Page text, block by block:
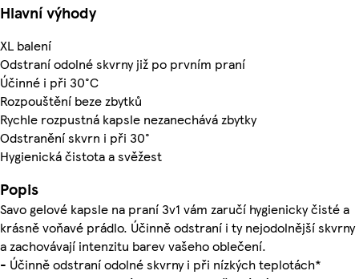
Hlavní výhody
XL balení
Odstraní odolné skvrny již po prvním praní
Účinné i při 30°C
Rozpouštění beze zbytků
Rychle rozpustná kapsle nezanechává zbytky
Odstranění skvrn i při 30°
Hygienická čistota a svěžest
Popis
Savo gelové kapsle na praní 3v1 vám zaručí hygienicky čisté a
krásně voňavé prádlo. Účinně odstraní i ty nejodolnější skvrny
a zachovávají intenzitu barev vašeho oblečení.
- Účinně odstraní odolné skvrny i při nízkých teplotách*